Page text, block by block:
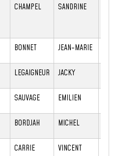
CHAMPEL SANDRINE
BONNET JEAN-MARIE
LEGAIGNEUR JACKY
SAUVAGE EMILIEN
BORDJAH MICHEL
CARRIE VINCENT